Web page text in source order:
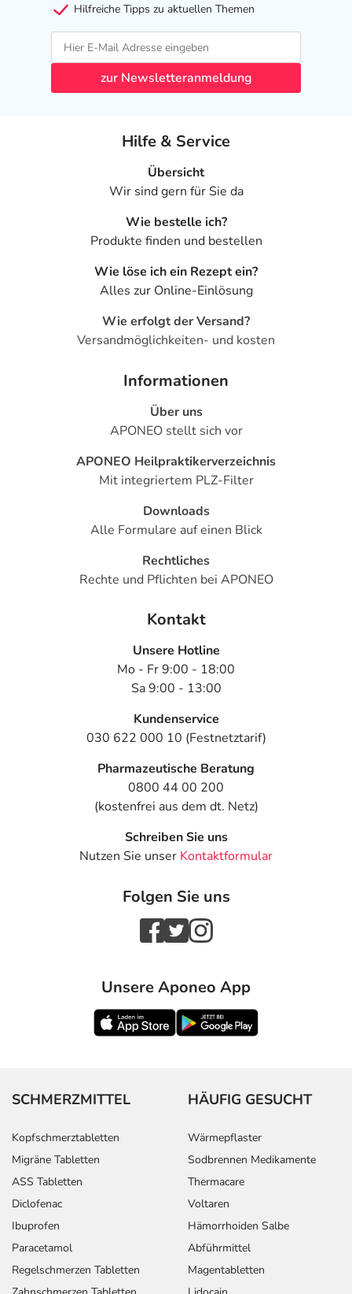
Hilfreiche Tipps zu aktuellen Themen
zur Newsletteranmeldung
Hilfe & Service
Übersicht
Wir sind gern für Sie da
Wie bestelle ich?
Produkte finden und bestellen
Wie löse ich ein Rezept ein?
Alles zur Online-Einlösung
Wie erfolgt der Versand?
Versandmöglichkeiten- und kosten
Informationen
Über uns
APONEO stellt sich vor
APONEO Heilpraktikerverzeichnis
Mit integriertem PLZ-Filter
Downloads
Alle Formulare auf einen Blick
Rechtliches
Rechte und Pflichten bei APONEO
Kontakt
Unsere Hotline
Mo - Fr 9:00 - 18:00
Sa 9:00 - 13:00
Kundenservice
030 622 000 10 (Festnetztarif)
Pharmazeutische Beratung
0800 44 00 200
(kostenfrei aus dem dt. Netz)
Schreiben Sie uns
Nutzen Sie unser Kontaktformular
Folgen Sie uns
Unsere Aponeo App
SCHMERZMITTEL
Kopfschmerztabletten
Migräne Tabletten
ASS Tabletten
Diclofenac
Ibuprofen
Paracetamol
Regelschmerzen Tabletten
HÄUFIG GESUCHT
Wärmepflaster
Sodbrennen Medikamente
Thermacare
Voltaren
Hämorrhoiden Salbe
Abführmittel
Magentabletten